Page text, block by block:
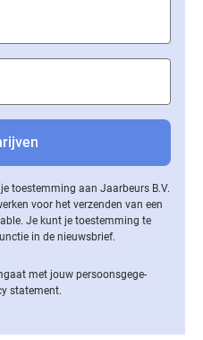
toestemming aan Jaarbeurs B.V.
voor het verzenden van een
Je kunt je toestemming te
in de nieuwsbrief.
met jouw per­soons­ge­ge­
statement.